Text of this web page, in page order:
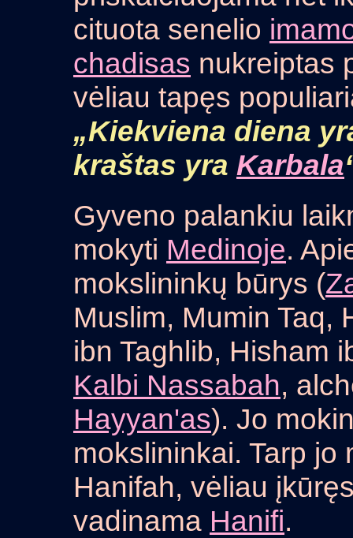
cituota senelio
chadisas nukreiptas
vėliau tapęs
„Kiekviena diena
kraštas yra Karbala
Gyveno palankiu
mokyti Medinoje.
mokslininkų būrys (
Muslim, Mumin Taq,
ibn Taghlib, Hisham
Kalbi Nassabah,
Hayyan'as). Jo
mokslininkai. Tarp jo
Hanifah, vėliau
vadinama Hanifi.